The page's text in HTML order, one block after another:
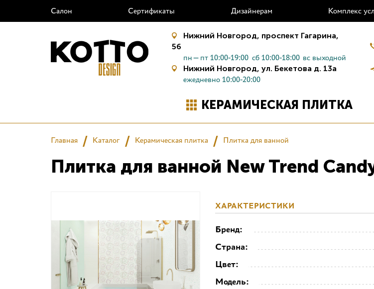
Салон Сертификаты Дизайнерам Комплекс
Нижний Новгород, проспект Гагарина,
56
пн—пт 10:00-19:00 сб 10:00-18:00 вс выходной
Нижний Новгород, ул. Бекетова д. 13а
ежедневно 10:00-20:00
КЕРАМИЧЕСКАЯ ПЛИТКА
Главная Каталог Керамическая плитка Плитка для ванной
Плитка для ванной New Trend
ХАРАКТЕРИСТИКИ
Бренд:
Страна:
Цвет:
Модель: